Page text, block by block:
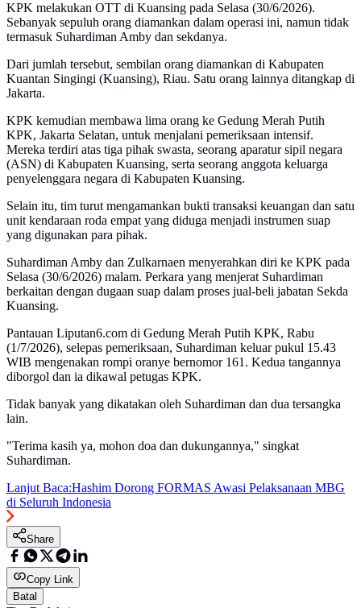
KPK melakukan OTT di Kuansing pada Selasa (30/6/2026).
Sebanyak sepuluh orang diamankan dalam operasi ini, namun tidak
termasuk Suhardiman Amby dan sekdanya.
Dari jumlah tersebut, sembilan orang diamankan di Kabupaten
Kuantan Singingi (Kuansing), Riau. Satu orang lainnya ditangkap di
Jakarta.
KPK kemudian membawa lima orang ke Gedung Merah Putih
KPK, Jakarta Selatan, untuk menjalani pemeriksaan intensif.
Mereka terdiri atas tiga pihak swasta, seorang aparatur sipil negara
(ASN) di Kabupaten Kuansing, serta seorang anggota keluarga
penyelenggara negara di Kabupaten Kuansing.
Selain itu, tim turut mengamankan bukti transaksi keuangan dan satu
unit kendaraan roda empat yang diduga menjadi instrumen suap
yang digunakan para pihak.
Suhardiman Amby dan Zulkarnaen menyerahkan diri ke KPK pada
Selasa (30/6/2026) malam. Perkara yang menjerat Suhardiman
berkaitan dengan dugaan suap dalam proses jual-beli jabatan Sekda
Kuansing.
Pantauan Liputan6.com di Gedung Merah Putih KPK, Rabu
(1/7/2026), selepas pemeriksaan, Suhardiman keluar pukul 15.43
WIB mengenakan rompi oranye bernomor 161. Kedua tangannya
diborgol dan ia dikawal petugas KPK.
Tidak banyak yang dikatakan oleh Suhardiman dan dua tersangka
lain.
"Terima kasih ya, mohon doa dan dukungannya," singkat
Suhardiman.
Lanjut Baca:Hashim Dorong FORMAS Awasi Pelaksanaan MBG
di Seluruh Indonesia
Share
Copy Link
Batal